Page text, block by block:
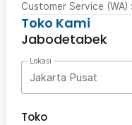
Customer Service (WA) :
Toko Kami
Jabodetabek
Lokasi
Jakarta Pusat
Toko